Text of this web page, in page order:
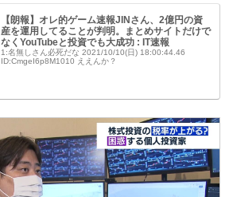
【朗報】オレ的ゲーム速報JINさん、2億円の資
産を運用してることが判明。まとめサイトだけで
なくYouTubeと投資でも大成功 : IT速報
1:名無しさん必死だな 2021/10/10(日) 18:00:44.46
ID:CmgeI6p8M1010 ええんか？